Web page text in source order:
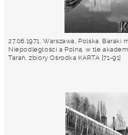
27.06.1971, Warszawa, Polska. Baraki
Niepodległości a Polną, w tle
Tarań, zbiory Ośrodka KARTA [71-91]